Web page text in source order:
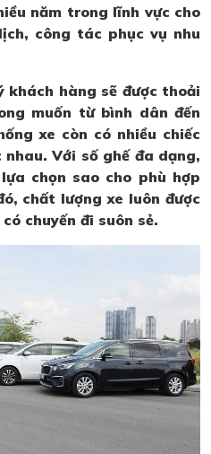
năm trong lĩnh vực cho
công tác phục vụ nhu
khách hàng sẽ được thoải
muốn từ bình dân đến
xe còn có nhiều chiếc
Với số ghế đa dạng,
chọn sao cho phù hợp
chất lượng xe luôn được
chuyến đi suôn sẻ.